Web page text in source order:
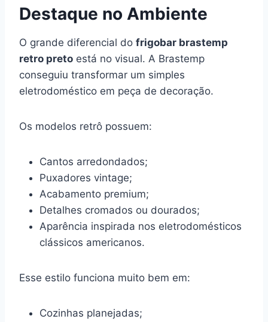
Destaque no Ambiente
O grande diferencial do frigobar brastemp
retro preto está no visual. A Brastemp
conseguiu transformar um simples
eletrodoméstico em peça de decoração.
Os modelos retrô possuem:
Cantos arredondados;
Puxadores vintage;
Acabamento premium;
Detalhes cromados ou dourados;
Aparência inspirada nos eletrodomésticos
clássicos americanos.
Esse estilo funciona muito bem em:
Cozinhas planejadas;